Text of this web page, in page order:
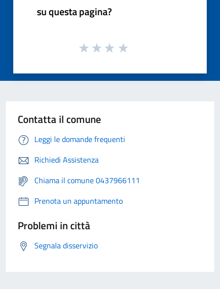
su questa pagina?
Contatta il comune
Leggi le domande frequenti
Richiedi Assistenza
Chiama il comune 0437966111
Prenota un appuntamento
Problemi in città
Segnala disservizio